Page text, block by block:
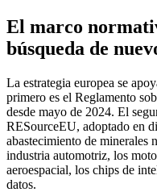
El marco
búsqueda de
La estrategia europea se
primero es el Reglamento
desde mayo de 2024. El
RESourceEU, adoptado en
abastecimiento de minerales
industria automotriz, los
aeroespacial, los chips de
datos.